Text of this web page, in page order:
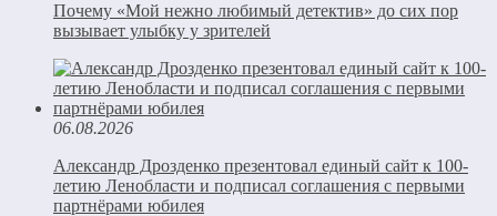
Почему «Мой нежно любимый детектив» до сих пор
вызывает улыбку у зрителей
06.08.2026
Александр Дрозденко презентовал единый сайт к 100-
летию Ленобласти и подписал соглашения с первыми
партнёрами юбилея